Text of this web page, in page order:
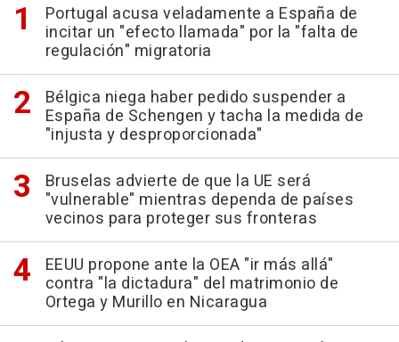
Portugal acusa veladamente a España de
incitar un "efecto llamada" por la "falta de
regulación" migratoria
Bélgica niega haber pedido suspender a
España de Schengen y tacha la medida de
"injusta y desproporcionada"
Bruselas advierte de que la UE será
"vulnerable" mientras dependa de países
vecinos para proteger sus fronteras
EEUU propone ante la OEA "ir más allá"
contra "la dictadura" del matrimonio de
Ortega y Murillo en Nicaragua